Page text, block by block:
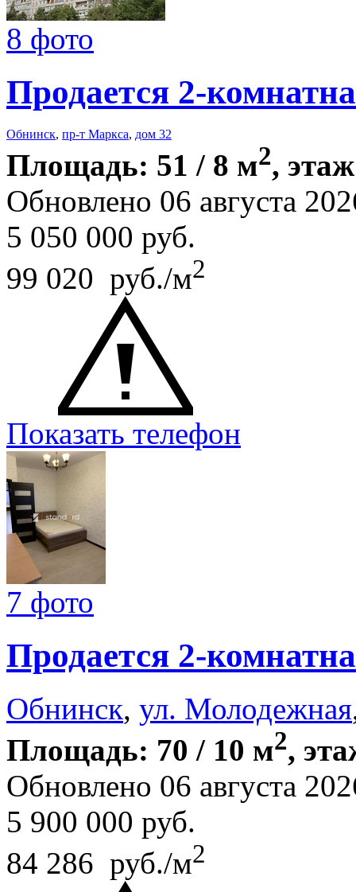
8 фото
Продается 2-
Обнинск, пр-т Маркса, дом 32
Площадь: 51 / 8 м2,
Обновлено 06 августа
5 050 000 руб.
99 020 руб./м2
Показать телефон
7 фото
Продается 2-
Обнинск, ул. Молодежная
Площадь: 70 / 10 м2,
Обновлено 06 августа
5 900 000 руб.
84 286 руб./м2